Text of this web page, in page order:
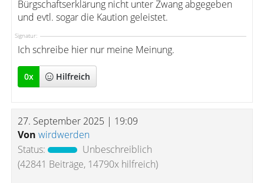
Bürgschaftserklärung nicht unter Zwang abgegeben
und evtl. sogar die Kaution geleistet.
Signatur:
Ich schreibe hier nur meine Meinung.
0x Hilfreich
27. September 2025 | 19:09
Von wirdwerden
Status:
Unbeschreiblich
(42841 Beiträge, 14790x hilfreich)